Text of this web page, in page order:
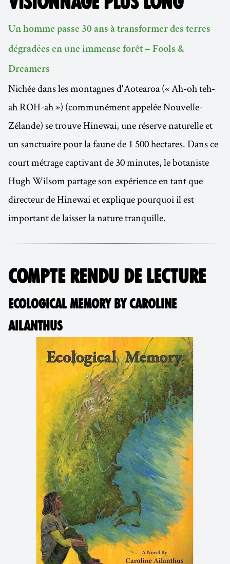
Un homme passe 30 ans à transformer des terres
dégradées en une immense forêt – Fools &
Dreamers
Nichée dans les montagnes d'Aotearoa (« Ah-oh teh-
ah ROH-ah ») (communément appelée Nouvelle-
Zélande) se trouve Hinewai, une réserve naturelle et
un sanctuaire pour la faune de 1 500 hectares. Dans ce
court métrage captivant de 30 minutes, le botaniste
Hugh Wilsom partage son expérience en tant que
directeur de Hinewai et explique pourquoi il est
important de laisser la nature tranquille.
COMPTE RENDU DE LECTURE
ECOLOGICAL MEMORY BY CAROLINE
AILANTHUS